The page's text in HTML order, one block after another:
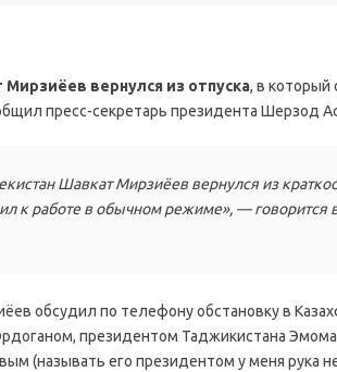
вернулся из отпуска, в который
пресс-секретарь президента Шерзод
Шавкат Мирзиёев вернулся из
к работе в обычном режиме», — говорится
обсудил по телефону обстановку в
президентом Таджикистана
(называть его президентом у меня рука